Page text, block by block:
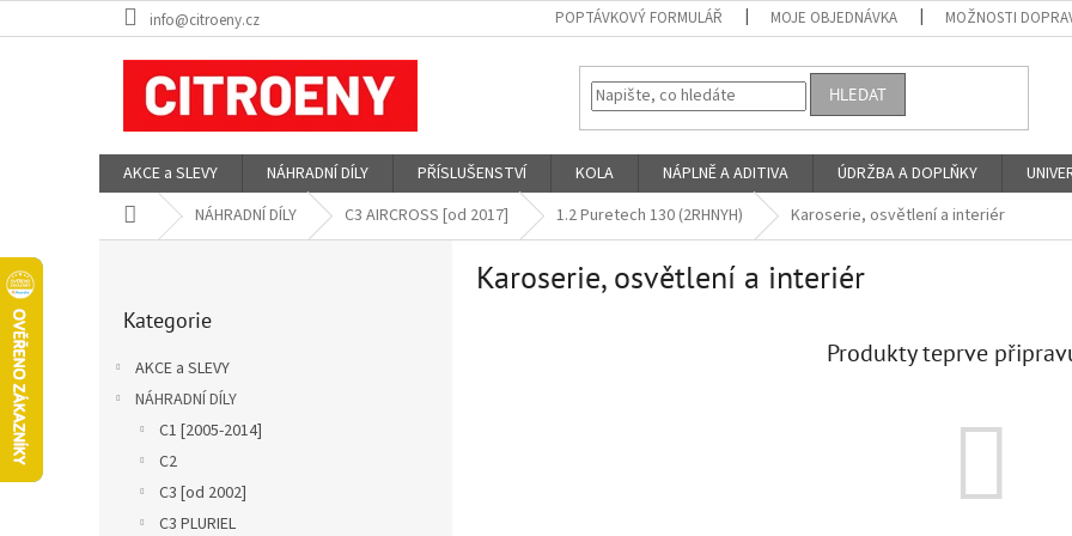
na
info@citroeny.cz POPTÁVKOVÝ FORMULÁŘ MOJE OBJEDNÁVKA MOŽNOSTI
HLEDAT
AKCE a SLEVY NÁHRADNÍ DÍLY PŘÍSLUŠENSTVÍ KOLA NÁPLNĚ A ADITIVA ÚDRŽBA A DOPLŇKY
Domů NÁHRADNÍ DÍLY C3 AIRCROSS [od 2017] 1.2 Puretech 130 (2RHNYH) Karoserie, osvětlení a interiér
kategorie
Kategorie
AKCE a SLEVY
NÁHRADNÍ DÍLY
C1 [2005-2014]
C2
C3 [od 2002]
C3 PLURIEL
Karoserie, osvětlení a interiér
Produkty teprve